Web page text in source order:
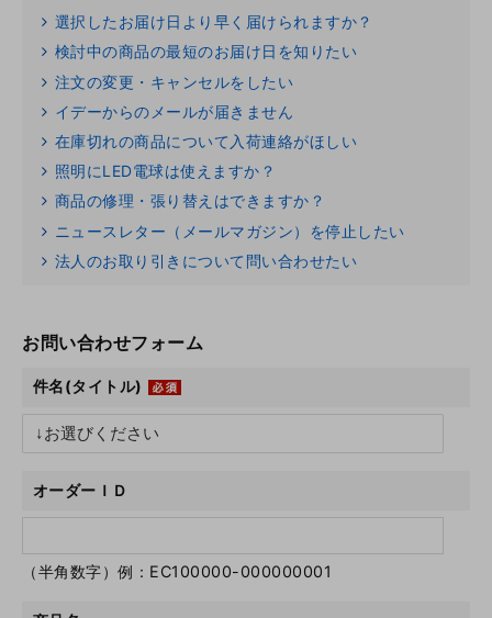
選択したお届け日より早く届けられますか？
検討中の商品の最短のお届け日を知りたい
注文の変更・キャンセルをしたい
イデーからのメールが届きません
在庫切れの商品について入荷連絡がほしい
照明にLED電球は使えますか？
商品の修理・張り替えはできますか？
ニュースレター（メールマガジン）を停止したい
法人のお取り引きについて問い合わせたい
お問い合わせフォーム
件名(タイトル)
オーダーＩＤ
（半角数字）例：EC100000-000000001